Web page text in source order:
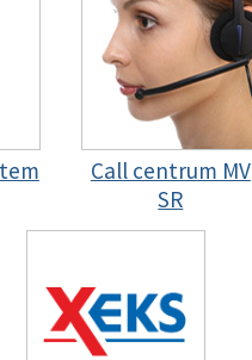
Call centrum MV
SR